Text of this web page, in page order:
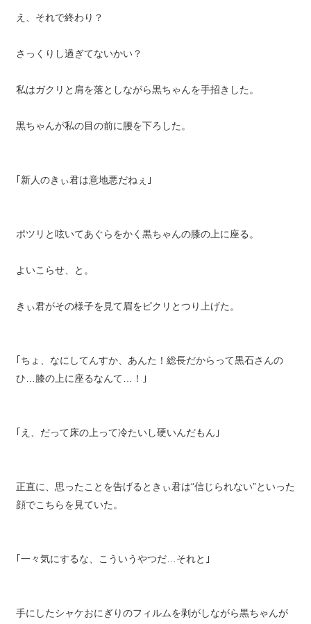
え、それで終わり？
さっくりし過ぎてないかい？
私はガクリと肩を落としながら黒ちゃんを手招きした。
黒ちゃんが私の目の前に腰を下ろした。
｢新人のきぃ君は意地悪だねぇ｣
ポツリと呟いてあぐらをかく黒ちゃんの膝の上に座る。
よいこらせ、と。
きぃ君がその様子を見て眉をピクリとつり上げた。
｢ちょ、なにしてんすか、あんた！総長だからって黒石さんの
ひ…膝の上に座るなんて…！｣
｢え、だって床の上って冷たいし硬いんだもん｣
正直に、思ったことを告げるときぃ君は“信じられない”といった
顔でこちらを見ていた。
｢一々気にするな、こういうやつだ…それと｣
手にしたシャケおにぎりのフィルムを剥がしながら黒ちゃんが